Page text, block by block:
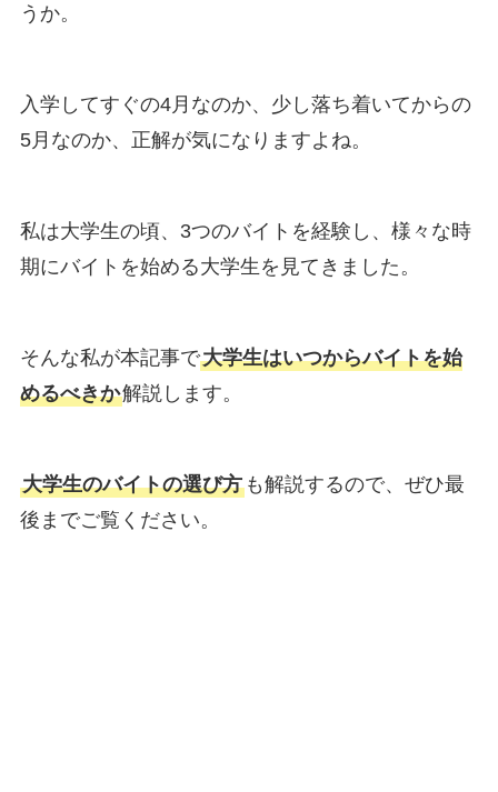
うか。
入学してすぐの4月なのか、少し落ち着いてからの
5月なのか、正解が気になりますよね。
私は大学生の頃、3つのバイトを経験し、様々な時
期にバイトを始める大学生を見てきました。
そんな私が本記事で大学生はいつからバイトを始
めるべきか解説します。
大学生のバイトの選び方も解説するので、ぜひ最
後までご覧ください。